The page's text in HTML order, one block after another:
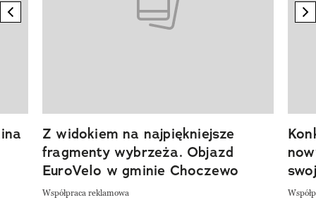
previous element
Z widokiem na najpiękniejsze
fragmenty wybrzeża. Objazd
EuroVelo w gminie Choczewo
Współpraca reklamowa